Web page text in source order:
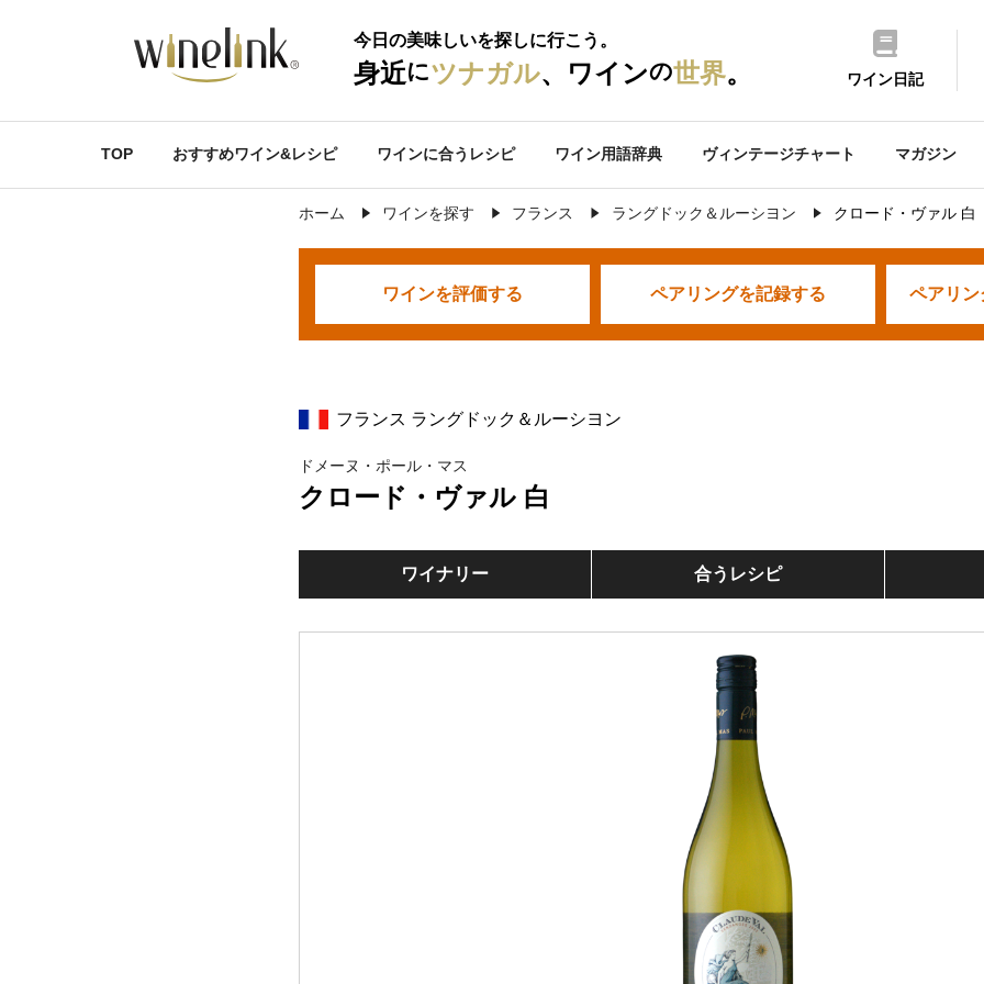
今日の美味しいを探しに行こう。
身近にツナガル、ワインの世界。 ワイン日記
TOP おすすめワイン&レシピ ワインに合うレシピ ワイン用語辞典 ヴィンテージチャート マガジン
ホーム ワインを探す フランス ラングドック＆ルーシヨン クロード・ヴァル 白
ワインを評価する ペアリングを記録する ペアリン
フランス ラングドック＆ルーシヨン
ドメーヌ・ポール・マス
クロード・ヴァル 白
ワイナリー 合うレシピ